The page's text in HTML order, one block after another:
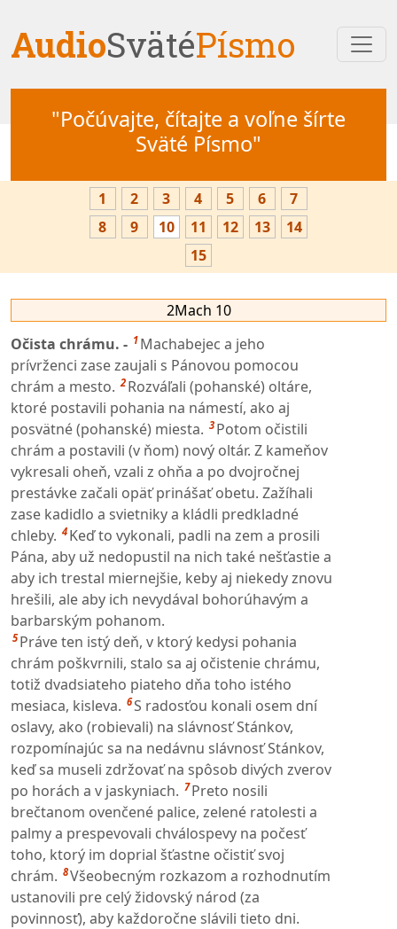
AudioSvätéPísmo
"Počúvajte, čítajte a voľne šírte
Sväté Písmo"
1 2 3 4 5 6
7
8
9 10 11 12 13
14
15
2Mach 10
Očista chrámu. - 1 Machabejec a jeho
prívrženci zase zaujali s Pánovou pomocou
chrám a mesto. 2 Rozváľali (pohanské) oltáre,
ktoré postavili pohania na námestí, ako aj
posvätné (pohanské) miesta. 3 Potom očistili
chrám a postavili (v ňom) nový oltár. Z kameňov
vykresali oheň, vzali z ohňa a po dvojročnej
prestávke začali opäť prinášať obetu. Zažíhali
zase kadidlo a svietniky a kládli predkladné
chleby. 4 Keď to vykonali, padli na zem a prosili
Pána, aby už nedopustil na nich také nešťastie a
aby ich trestal miernejšie, keby aj niekedy znovu
hrešili, ale aby ich nevydával bohorúhavým a
barbarským pohanom.
5 Práve ten istý deň, v ktorý kedysi pohania
chrám poškvrnili, stalo sa aj očistenie chrámu,
totiž dvadsiateho piateho dňa toho istého
mesiaca, kisleva. 6S radosťou konali osem dní
oslavy, ako (robievali) na slávnosť Stánkov,
rozpomínajúc sa na nedávnu slávnosť Stánkov,
keď sa museli zdržovať na spôsob divých zverov
po horách a v jaskyniach. 7 Preto nosili
brečtanom ovenčené palice, zelené ratolesti a
palmy a prespevovali chválospevy na počesť
toho, ktorý im doprial šťastne očistiť svoj
chrám. 8Všeobecným rozkazom a rozhodnutím
ustanovili pre celý židovský národ (za
povinnosť), aby každoročne slávili tieto dni.